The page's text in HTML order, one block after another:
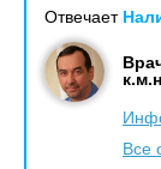
Отвечает
Все